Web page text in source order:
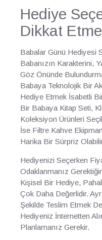
Hediye
Dikkat
Babalar Günü Hediyesi
Babanızın Karakterini,
Göz Önünde
Babaya Teknolojik Bir
Hediye Etmek İsabetli
Bir Babaya Kitap Seti,
Koleksiyon Ürünleri
İse Filtre Kahve
Harika Bir Sürpriz
Hediyenizi Seçerken
Odaklanmanız
Kişisel Bir Hediye,
Çok Daha Değerlidir.
Şekilde Teslim Etmek
Hediyeniz İnternetten
Planlamanız Gerekir.